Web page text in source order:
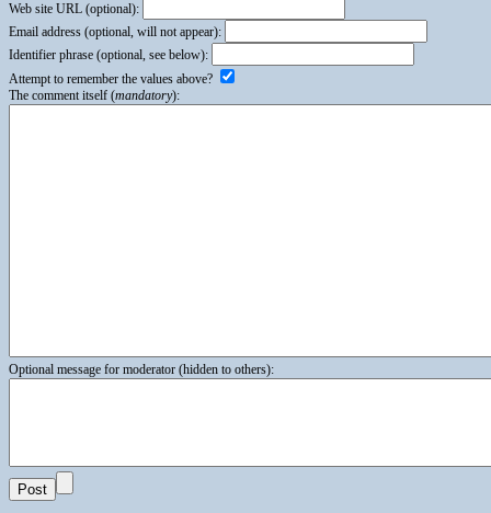
Web site URL (optional):
Email address (optional, will not appear):
Identifier phrase (optional, see below):
Attempt to remember the values above?
The comment itself (mandatory):
Optional message for moderator (hidden to others):